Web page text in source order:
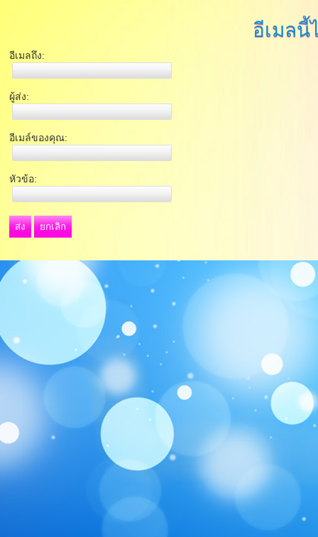
อีเมลนี้
อีเมลถึง:
ผู้ส่ง:
อีเมล์ของคุณ:
หัวข้อ:
ส่ง ยกเลิก